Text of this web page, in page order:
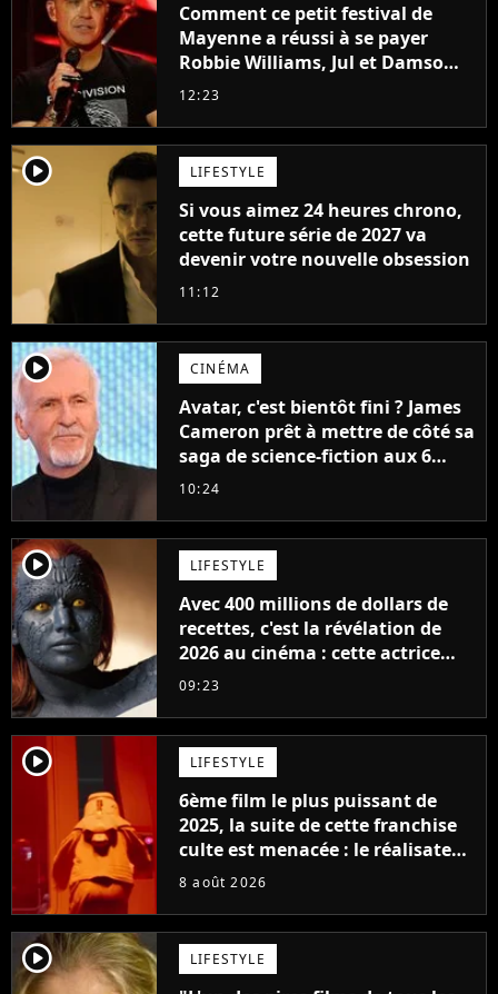
Comment ce petit festival de
Mayenne a réussi à se payer
Robbie Williams, Jul et Damso
cette année ?
12:23
player2 LIFESTYLE
Si vous aimez 24 heures chrono,
cette future série de 2027 va
devenir votre nouvelle obsession
11:12
player2 CINÉMA
Avatar, c'est bientôt fini ? James
Cameron prêt à mettre de côté sa
saga de science-fiction aux 6
milliards de recettes
10:24
player2 LIFESTYLE
Avec 400 millions de dollars de
recettes, c'est la révélation de
2026 au cinéma : cette actrice
adorée prête à remplacer
09:23
player2 LIFESTYLE
6ème film le plus puissant de
2025, la suite de cette franchise
culte est menacée : le réalisateur
claque la porte pour "différends
8 août 2026
player2 LIFESTYLE